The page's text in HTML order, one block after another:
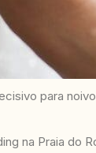
para
na Praia do